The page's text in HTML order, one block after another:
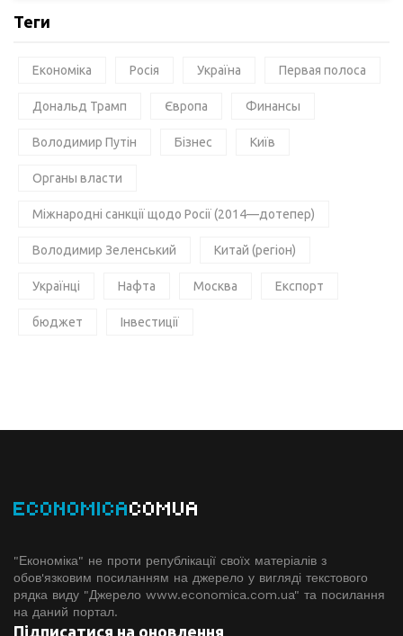
Теги
Економіка Росія Україна Первая полоса
Дональд Трамп Європа Финансы
Володимир Путін Бізнес Київ
Органы власти
Міжнародні санкції щодо Росії (2014—дотепер)
Володимир Зеленський Китай (регіон)
Українці Нафта Москва Експорт
бюджет Інвестиції
ECONOMICACOMUA
"Економіка" не проти републікації своїх матеріалів з
обов'язковим посиланням на джерело у вигляді текстового
рядка виду "Джерело www.economiсa.com.ua" та посилання
на даний портал.
Підписатися на оновлення